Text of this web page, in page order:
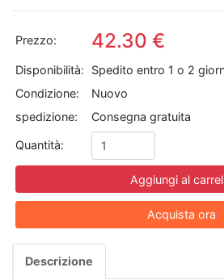
Prezzo: 42.30 €
Disponibilità:
Spedito entro 1 o 2
Condizione:
Nuovo
spedizione:
Consegna gratuita
Quantità:
Aggiungi al
Acquista ora
Descrizione